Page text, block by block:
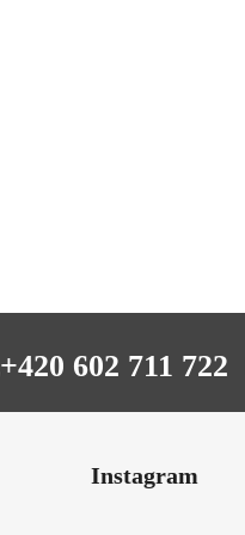
+420 602 711 722
Instagram